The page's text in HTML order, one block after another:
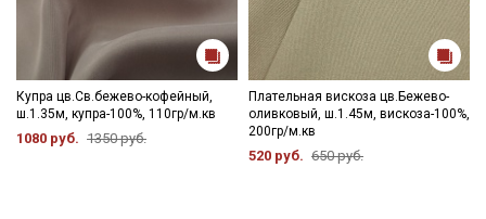
Купра цв.Св.бежево-кофейный,
ш.1.35м, купра-100%, 110гр/м.кв
1080 руб. 1350 руб.
Плательная вискоза цв.Бежево-
оливковый, ш.1.45м, вискоза-100%,
200гр/м.кв
520 руб. 650 руб.